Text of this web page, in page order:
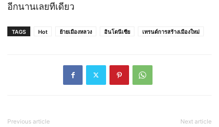
อีกนานเลยทีเดียว
TAGS Hot ย้ายเมืองหลวง อินโดนีเซีย เทรนด์การสร้างเมืองใหม่
Previous article Next article